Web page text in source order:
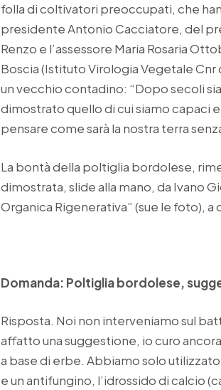
folla di coltivatori preoccupati, che
presidente Antonio Cacciatore, del
Renzo e l’assessore Maria Rosaria
Boscia (Istituto Virologia Vegetale Cnr
un vecchio contadino: “Dopo secoli
dimostrato quello di cui siamo capaci
pensare come sarà la nostra terra
La bontà della poltiglia bordolese,
dimostrata, slide alla mano, da Ivano
Organica Rigenerativa” (sue le foto),
Domanda: Poltiglia bordolese,
Risposta. Noi non interveniamo sul
affatto una suggestione, io curo
a base di erbe. Abbiamo solo
e un antifungino, l’idrossido di calcio